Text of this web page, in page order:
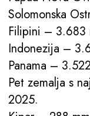
Solomonska
Filipini – 3.683
Indonezija –
Panama –
Pet zemalja s
2025.